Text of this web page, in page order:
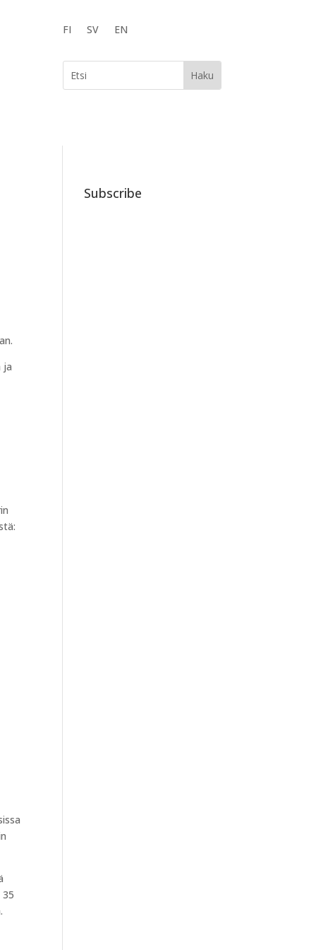
FI SV EN
ja
Subscribe